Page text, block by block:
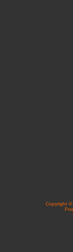
Copyright